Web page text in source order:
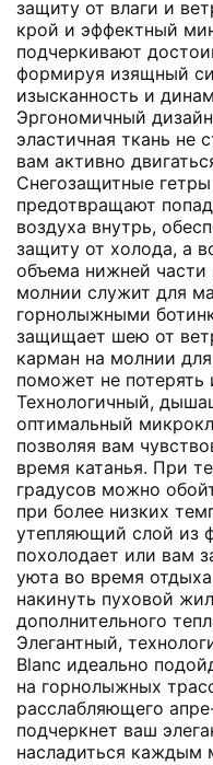
защиту от влаги и
крой и эффектный
подчеркивают
формируя изящный
изысканность и
Эргономичный
эластичная ткань не
вам активно
Снегозащитные
предотвращают
воздуха внутрь,
защиту от холода, а
объема нижней части
молнии служит для
горнолыжными
защищает шею от
карман на молнии
поможет не потерять
Технологичный,
оптимальный
позволяя вам
время катанья. При
градусов можно
при более низких
утепляющий слой из
похолодает или вам
уюта во время
накинуть пуховой
дополнительного
Элегантный,
Blanc идеально
на горнолыжных
расслабляющего
подчеркнет ваш
насладиться каждым